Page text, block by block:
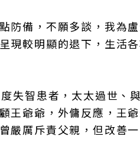
防備，不願多談，我為
現較明顯的退下，生活
失智患者，太太過世、
王爺爺，外傭反應，王
嚴厲斥責父親，但改善